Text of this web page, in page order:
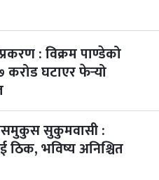
२ महिना बाँकी
२ महिना बाँकी
: विक्रम पाण्डेको
घटाएर फेर्‍यो
सुकुमवासी :
ठिक, भविष्य अनिश्चित